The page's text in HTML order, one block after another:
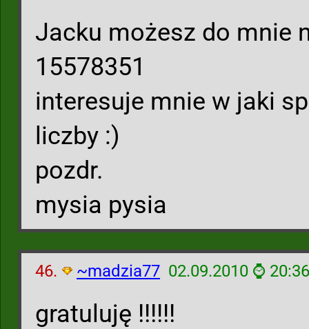
Jacku możesz do mnie
15578351
interesuje mnie w jaki
liczby :)
pozdr.
mysia pysia
46. ~madzia77 02.09.2010 ⌚ 20:36
gratuluję !!!!!!